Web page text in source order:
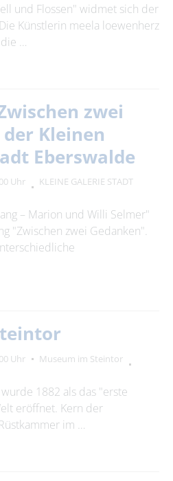
SUCHEN
und Flossen" widmet sich der
Künstlerin meela loewenherz
…
zwei
Kleinen
Eberswalde
Uhr
KLEINE GALERIE STADT
– Marion und Willi Selmer"
"Zwischen zwei Gedanken".
Uhr
Museum im Steintor
1882 als das "erste
eröffnet. Kern der
im …